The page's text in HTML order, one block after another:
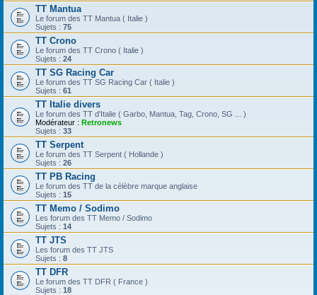
TT Mantua
Le forum des TT Mantua ( Italie )
Sujets : 75
TT Crono
Le forum des TT Crono ( Italie )
Sujets : 24
TT SG Racing Car
Le forum des TT SG Racing Car ( Italie )
Sujets : 61
TT Italie divers
Le forum des TT d'Italie ( Garbo, Mantua, Tag, Crono, SG ... )
Modérateur : Retronews
Sujets : 33
TT Serpent
Le forum des TT Serpent ( Hollande )
Sujets : 26
TT PB Racing
Le forum des TT de la célèbre marque anglaise
Sujets : 15
TT Memo / Sodimo
Les forum des TT Memo / Sodimo
Sujets : 14
TT JTS
Les forum des TT JTS
Sujets : 8
TT DFR
Le forum des TT DFR ( France )
Sujets : 18